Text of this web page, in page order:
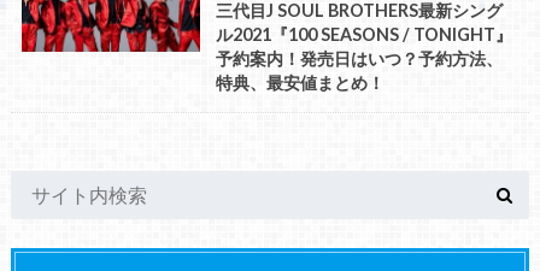
三代目J SOUL BROTHERS最新シング
ル2021『100 SEASONS / TONIGHT』
予約案内！発売日はいつ？予約方法、
特典、最安値まとめ！